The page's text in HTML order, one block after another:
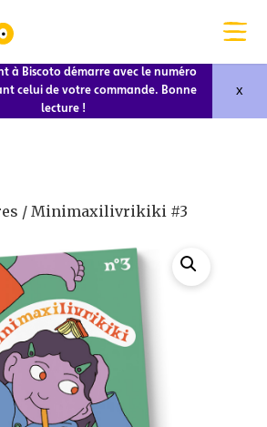
à Biscoto démarre avec le numéro
celui de votre commande. Bonne
lecture !
x
/ Minimaxilivrikiki #3